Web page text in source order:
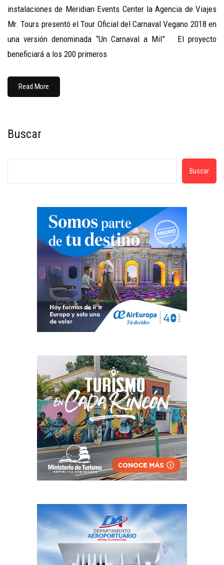
instalaciones de Meridian Events Center la Agencia de Viajes
Mr. Tours presentó el Tour Oficial del Carnaval Vegano 2018 en
una versión denominada “Un Carnaval a Mil” El proyecto
beneficiará a los 200 primeros
Read More
Buscar
Buscar